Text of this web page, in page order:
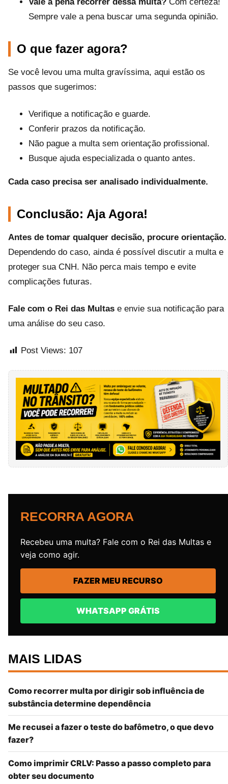
Sempre vale a pena buscar uma segunda opinião.
O que fazer agora?
Se você levou uma multa gravíssima, aqui estão os
passos que sugerimos:
Verifique a notificação e guarde.
Conferir prazos da notificação.
Não pague a multa sem orientação profissional.
Busque ajuda especializada o quanto antes.
Cada caso precisa ser analisado individualmente.
Conclusão: Aja Agora!
Antes de tomar qualquer decisão, procure orientação.
Dependendo do caso, ainda é possível discutir a multa e
proteger sua CNH. Não perca mais tempo e evite
complicações futuras.
Fale com o Rei das Multas e envie sua notificação para
uma análise do seu caso.
Post Views: 107
RECORRA AGORA
Recebeu uma multa? Fale com o Rei das Multas e
veja como agir.
FAZER MEU RECURSO
WHATSAPP GRÁTIS
MAIS LIDAS
Como recorrer multa por dirigir sob influência de
substância determine dependência
Me recusei a fazer o teste do bafômetro, o que devo
fazer?
Como imprimir CRLV: Passo a passo completo para
obter seu documento